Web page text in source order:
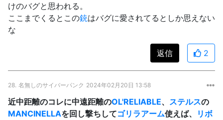
けのバグと思われる。
ここまでくるとこの銃はバグに愛されてるとしか思えない
な
返信 2
28. 名無しのサイバーパンク 2024年02月20日 13:58
近中距離のコレに中遠距離のOL'RELIABLE、 ステルスの
MANCINELLAを回し撃ちしてゴリラアーム使えば、
リボ